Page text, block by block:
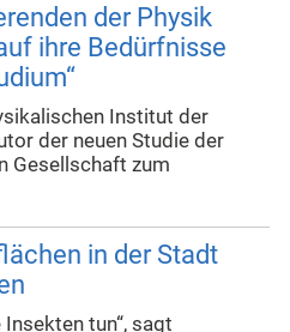
der Physik
ihre Bedürfnisse
Institut der
der neuen Studie der
Gesellschaft zum
in der Stadt
tun“, sagt